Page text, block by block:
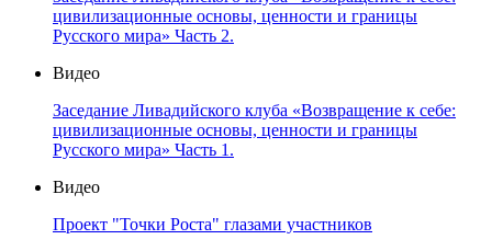
цивилизационные основы, ценности и границы
Русского мира» Часть 2.
Видео
Заседание Ливадийского клуба «Возвращение к себе:
цивилизационные основы, ценности и границы
Русского мира» Часть 1.
Видео
Проект "Точки Роста" глазами участников